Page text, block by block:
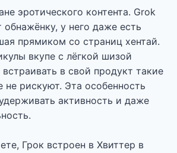
эротического контента. Grok
обнажёнку, у него даже есть
прямиком со страниц хентай.
вкупе с лёгкой шизой
в свой продукт такие
не рискуют. Эта особенность
активность и даже
Грок встроен в Xвиттер в